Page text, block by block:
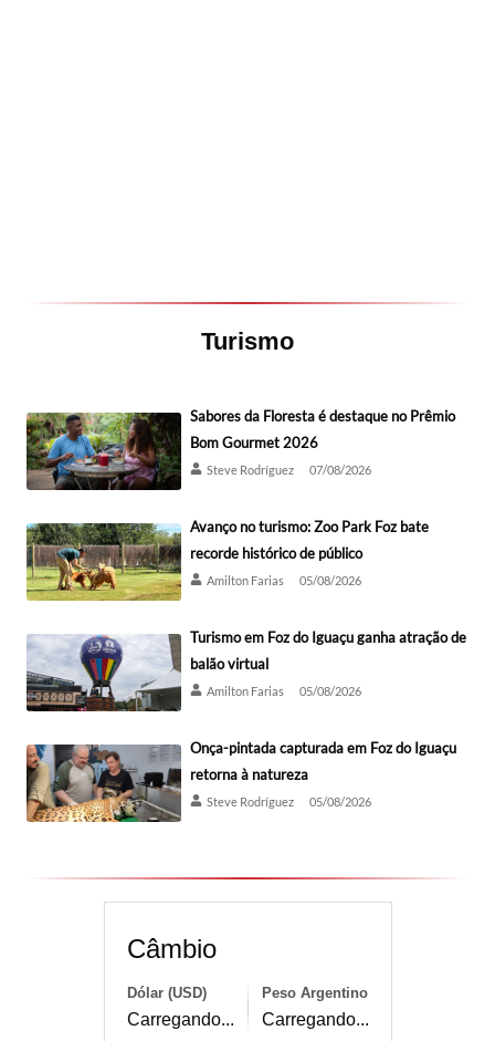
Turismo
Sabores da Floresta é destaque no Prêmio
Bom Gourmet 2026
Steve Rodríguez 07/08/2026
Avanço no turismo: Zoo Park Foz bate
recorde histórico de público
Amilton Farias 05/08/2026
Turismo em Foz do Iguaçu ganha atração de
balão virtual
Amilton Farias 05/08/2026
Onça-pintada capturada em Foz do Iguaçu
retorna à natureza
Steve Rodríguez 05/08/2026
Câmbio
Dólar (USD)
Carregando...
Peso Argentino
Carregando...